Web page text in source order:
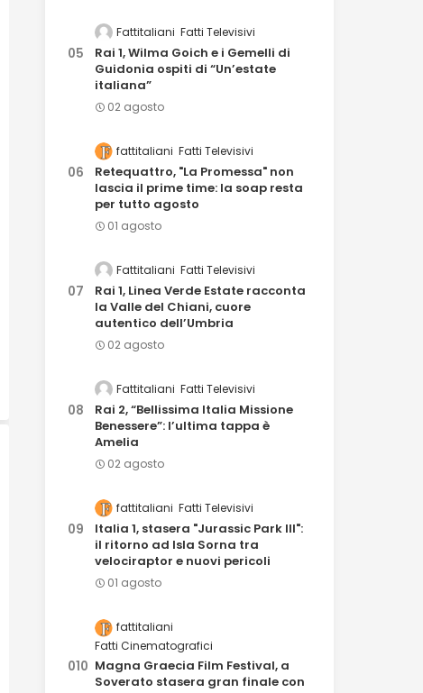
Fattitaliani Fatti Televisivi
Rai 1, Wilma Goich e i Gemelli di
Guidonia ospiti di “Un’estate
italiana”
02 agosto
fattitaliani Fatti Televisivi
Retequattro, "La Promessa" non
lascia il prime time: la soap resta
per tutto agosto
01 agosto
Fattitaliani Fatti Televisivi
Rai 1, Linea Verde Estate racconta
la Valle del Chiani, cuore
autentico dell’Umbria
02 agosto
Fattitaliani Fatti Televisivi
Rai 2, “Bellissima Italia Missione
Benessere”: l’ultima tappa è
Amelia
02 agosto
fattitaliani Fatti Televisivi
Italia 1, stasera "Jurassic Park III":
il ritorno ad Isla Sorna tra
velociraptor e nuovi pericoli
01 agosto
fattitaliani
Fatti Cinematografici
Magna Graecia Film Festival, a
Soverato stasera gran finale con